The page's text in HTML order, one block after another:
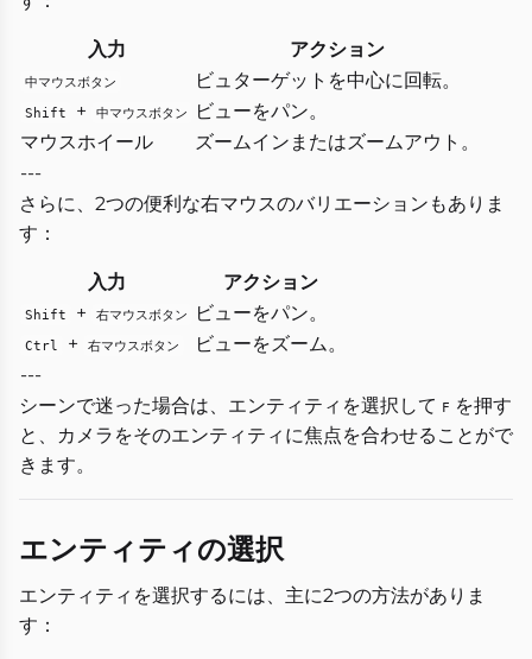
入力 アクション
中マウスボタン ビュターゲットを中心に回転。
Shift + 中マウスボタン
ビューをパン。
マウスホイール
ズームインまたはズームアウト。
---
さらに、2つの便利な右マウスのバリエーションもありま
す：
入力 アクション
Shift + 右マウスボタン ビューをパン。
Ctrl + 右マウスボタン
ビューをズーム。
---
シーンで迷った場合は、エンティティを選択して F を押す
と、カメラをそのエンティティに焦点を合わせることがで
きます。
エンティティの選択
エンティティを選択するには、主に2つの方法がありま
す：